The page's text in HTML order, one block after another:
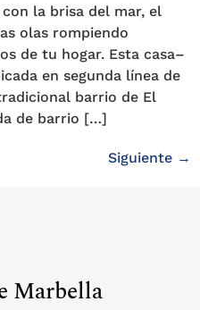
la brisa del mar, el
olas rompiendo
de tu hogar. Esta casa–
en segunda línea de
barrio de El
de barrio […]
Siguiente →
Marbella